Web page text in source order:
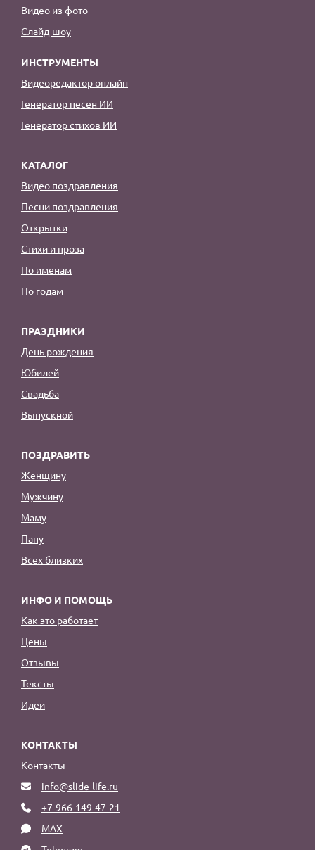
Видео из фото
Слайд-шоу
ИНСТРУМЕНТЫ
Видеоредактор онлайн
Генератор песен ИИ
Генератор стихов ИИ
КАТАЛОГ
Видео поздравления
Песни поздравления
Открытки
Стихи и проза
По именам
По годам
ПРАЗДНИКИ
День рождения
Юбилей
Свадьба
Выпускной
ПОЗДРАВИТЬ
Женщину
Мужчину
Маму
Папу
Всех близких
ИНФО И ПОМОЩЬ
Как это работает
Цены
Отзывы
Тексты
Идеи
КОНТАКТЫ
Контакты
info@slide-life.ru
+7-966-149-47-21
MAX